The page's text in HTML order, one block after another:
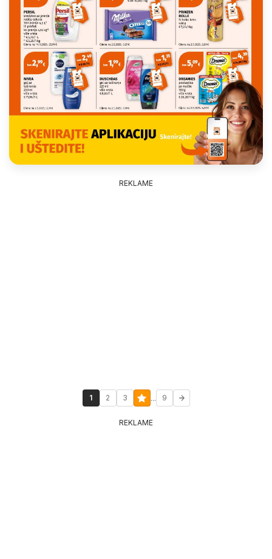
REKLAME
1 2 3 ... 9
REKLAME